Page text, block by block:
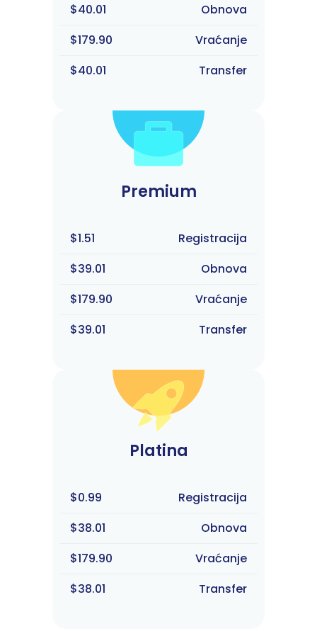
$40.01
Obnova
$179.90
Vraćanje
$40.01
Transfer
Premium
$1.51
Registracija
$39.01
Obnova
$179.90
Vraćanje
$39.01
Transfer
Platina
$0.99
Registracija
$38.01
Obnova
$179.90
Vraćanje
$38.01
Transfer